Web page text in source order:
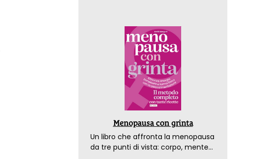
Menopausa con grinta
Un libro che affronta la menopausa
da tre punti di vista: corpo, mente